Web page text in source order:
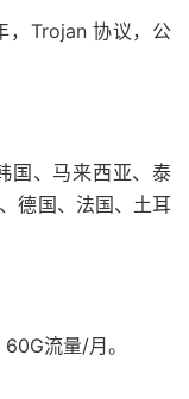
，Trojan 协议，公
国、马来西亚、泰
德国、法国、土耳
流量/月。